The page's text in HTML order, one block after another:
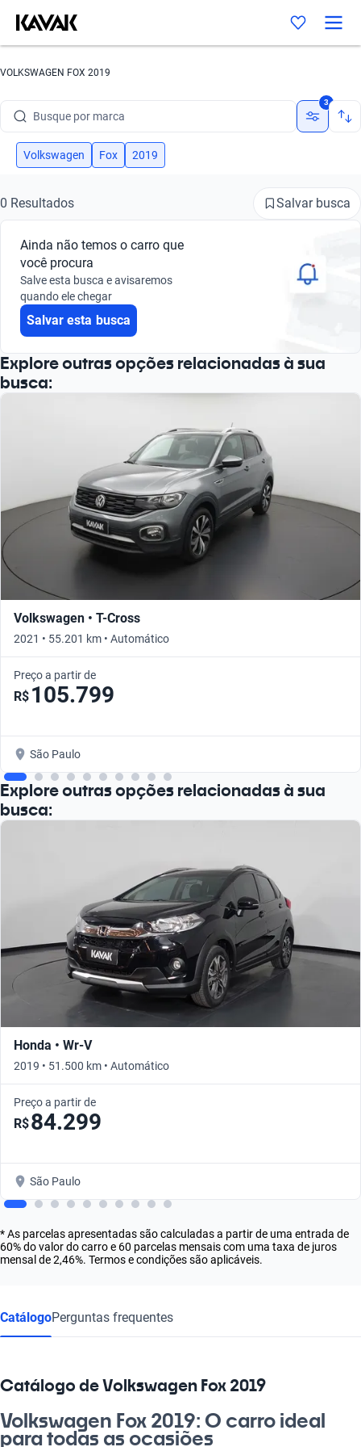
VOLKSWAGEN FOX 2019
Busque por marca
Busque por modelo
Busque por ano
Busque por marca
Busque por modelo
Busque por versão
Busque por ano
3
Volkswagen Fox 2019
0 Resultados Salvar busca
Ainda não temos o carro que
você procura
Salve esta busca e avisaremos
quando ele chegar
Salvar esta busca
Explore outras opções relacionadas à sua
busca:
Volkswagen • T-Cross
2021 • 55.201 km • Automático
Preço a partir de
R$ 105.799
São Paulo
Explore outras opções relacionadas à sua
busca:
Honda • Wr-V
2019 • 51.500 km • Automático
Preço a partir de
R$84.299
São Paulo
* As parcelas apresentadas são calculadas a partir de uma entrada de
60% do valor do carro e 60 parcelas mensais com uma taxa de juros
mensal de 2,46%. Termos e condições são aplicáveis.
CatálogoPerguntas frequentes
Catálogo de Volkswagen Fox 2019
Volkswagen Fox 2019: O carro ideal
para todas as ocasiões